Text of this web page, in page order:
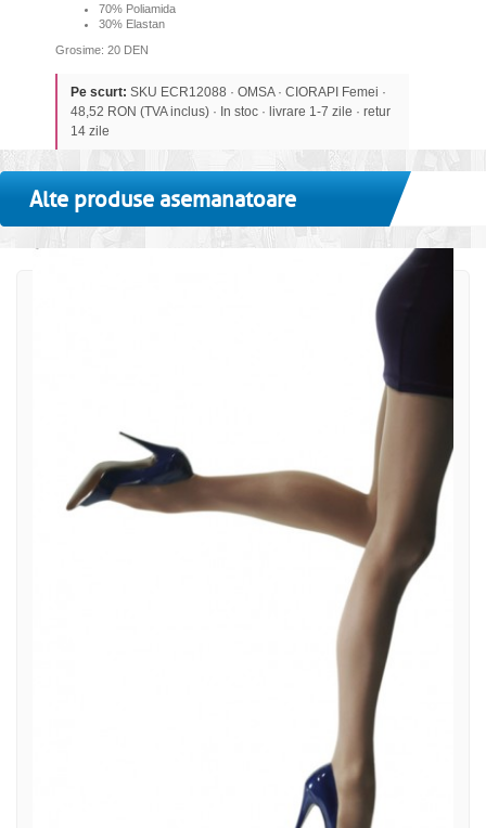
70% Poliamida
30% Elastan
Grosime: 20 DEN
Pe scurt: SKU ECR12088 · OMSA · CIORAPI Femei ·
48,52 RON (TVA inclus) · In stoc · livrare 1-7 zile · retur
14 zile
Alte produse asemanatoare